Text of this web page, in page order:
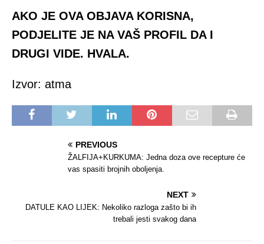
AKO JE OVA OBJAVA KORISNA,
PODJELITE JE NA VAŠ PROFIL DA I
DRUGI VIDE. HVALA.
Izvor: atma
PREVIOUS
ŽALFIJA+KURKUMA: Jedna doza ove recepture će
vas spasiti brojnih oboljenja.
NEXT
DATULE KAO LIJEK: Nekoliko razloga zašto bi ih
trebali jesti svakog dana